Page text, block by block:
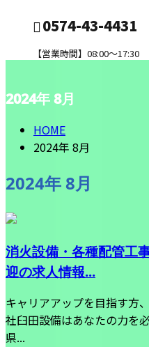
0574-43-4431
【営業時間】08:00～17:30
CONTACT
2024年 8月
HOME
2024年 8月
2024年 8月
消火設備・各種配管工
迎の求人情報...
キャリアアップを目指す方
社臼田設備はあなたの力を
県...